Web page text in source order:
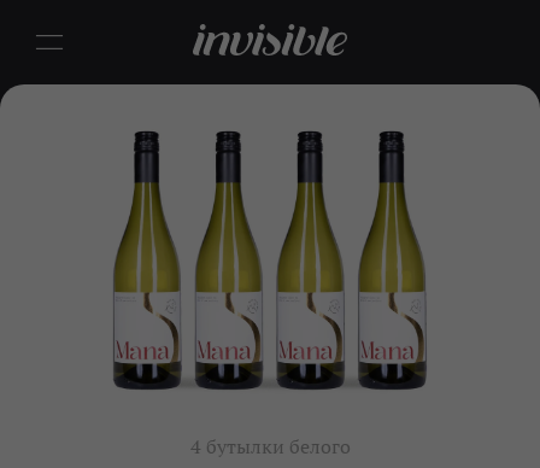
4 бутылки белого